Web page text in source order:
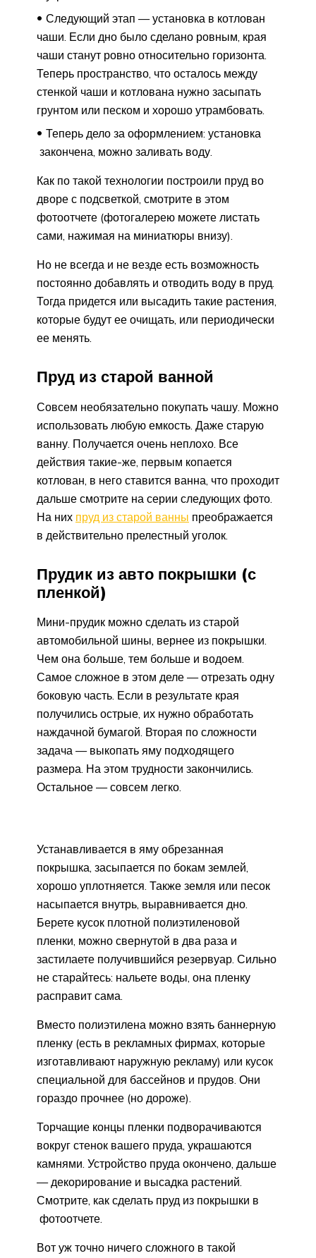
Следующий этап — установка в котлован
чаши. Если дно было сделано ровным, края
чаши станут ровно относительно горизонта.
Теперь пространство, что осталось между
стенкой чаши и котлована нужно засыпать
грунтом или песком и хорошо утрамбовать.
Теперь дело за оформлением: установка
закончена, можно заливать воду.
Как по такой технологии построили пруд во
дворе с подсветкой, смотрите в этом
фотоотчете (фотогалерею можете листать
сами, нажимая на миниатюры внизу).
Но не всегда и не везде есть возможность
постоянно добавлять и отводить воду в пруд.
Тогда придется или высадить такие растения,
которые будут ее очищать, или периодически
ее менять.
Пруд из старой ванной
Совсем необязательно покупать чашу. Можно
использовать любую емкость. Даже старую
ванну. Получается очень неплохо. Все
действия такие-же, первым копается
котлован, в него ставится ванна, что проходит
дальше смотрите на серии следующих фото.
На них пруд из старой ванны преображается
в действительно прелестный уголок.
Прудик из авто покрышки (с
пленкой)
Мини-прудик можно сделать из старой
автомобильной шины, вернее из покрышки.
Чем она больше, тем больше и водоем.
Самое сложное в этом деле — отрезать одну
боковую часть. Если в результате края
получились острые, их нужно обработать
наждачной бумагой. Вторая по сложности
задача — выкопать яму подходящего
размера. На этом трудности закончились.
Остальное — совсем легко.
Устанавливается в яму обрезанная
покрышка, засыпается по бокам землей,
хорошо уплотняется. Также земля или песок
насыпается внутрь, выравнивается дно.
Берете кусок плотной полиэтиленовой
пленки, можно свернутой в два раза и
застилаете получившийся резервуар. Сильно
не старайтесь: нальете воды, она пленку
расправит сама.
Вместо полиэтилена можно взять баннерную
пленку (есть в рекламных фирмах, которые
изготавливают наружную рекламу) или кусок
специальной для бассейнов и прудов. Они
гораздо прочнее (но дороже).
Торчащие концы пленки подворачиваются
вокруг стенок вашего пруда, украшаются
камнями. Устройство пруда окончено, дальше
— декорирование и высадка растений.
Смотрите, как сделать пруд из покрышки в
фотоотчете.
Вот уж точно ничего сложного в такой